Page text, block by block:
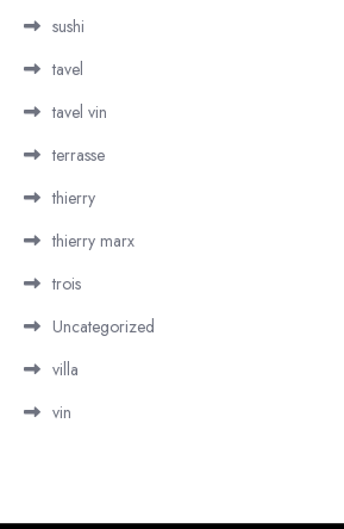
sushi
tavel
tavel vin
terrasse
thierry
thierry marx
trois
Uncategorized
villa
vin